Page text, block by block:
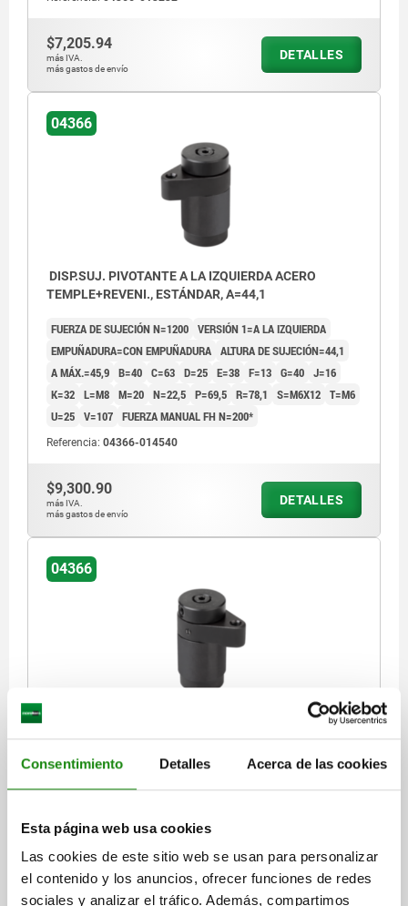
Consentimiento Detalles Acerca de las cookies
Esta página web usa cookies
Las cookies de este sitio web se usan para personalizar
el contenido y los anuncios, ofrecer funciones de redes
sociales y analizar el tráfico. Además, compartimos
$7,205.94
más IVA.
más gastos de envío
DETALLES
04366
DISP.SUJ. PIVOTANTE A LA IZQUIERDA ACERO
TEMPLE+REVENI., ESTÁNDAR, A=44,1
FUERZA DE SUJECIÓN N=1200 VERSIÓN 1=A LA IZQUIERDA
EMPUÑADURA=CON EMPUÑADURA ALTURA DE SUJECIÓN=44,1
A MÁX.=45,9 B=40 C=63 D=25 E=38 F=13 G=40 J=16
K=32 L=M8 M=20 N=22,5 P=69,5 R=78,1 S=M6X12 T=M6
U=25 V=107 FUERZA MANUAL FH N=200*
Referencia: 04366-014540
$9,300.90
más IVA.
más gastos de envío
DETALLES
04366
TEMPLE+REVENI., ESTÁNDAR, A=31,4
FUERZA DE SUJECIÓN N=800
VERSIÓN 1=A LA DERECHA
K=25
FUERZA MANUAL FH N=150*
Referencia:04366-103232